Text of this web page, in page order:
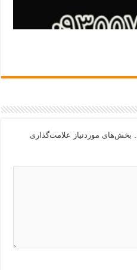
بخش‌های موردنیاز علامت‌گذاری